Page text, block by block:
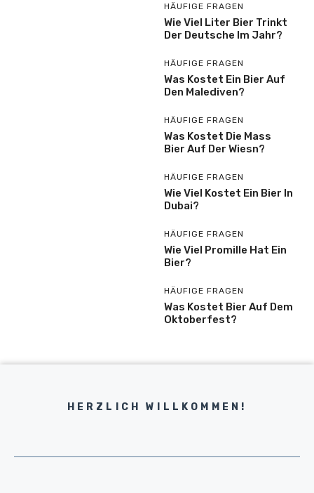
HÄUFIGE FRAGEN
Wie Viel Liter Bier Trinkt
Der Deutsche Im Jahr?
HÄUFIGE FRAGEN
Was Kostet Ein Bier Auf
Den Malediven?
HÄUFIGE FRAGEN
Was Kostet Die Mass
Bier Auf Der Wiesn?
HÄUFIGE FRAGEN
Wie Viel Kostet Ein Bier In
Dubai?
HÄUFIGE FRAGEN
Wie Viel Promille Hat Ein
Bier?
HÄUFIGE FRAGEN
Was Kostet Bier Auf Dem
Oktoberfest?
HERZLICH WILLKOMMEN!